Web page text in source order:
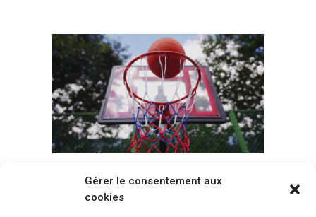
Gérer le consentement aux
cookies
Voir tous les paniers